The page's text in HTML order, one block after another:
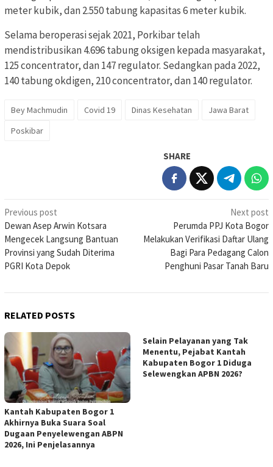
meter kubik, dan 2.550 tabung kapasitas 6 meter kubik.
Selama beroperasi sejak 2021, Porkibar telah
mendistribusikan 4.696 tabung oksigen kepada masyarakat,
125 concentrator, dan 147 regulator. Sedangkan pada 2022,
140 tabung okdigen, 210 concentrator, dan 140 regulator.
Bey Machmudin Covid 19 Dinas Kesehatan
Jawa Barat
Poskibar
SHARE
Post
navigation
Previous post
Dewan Asep Arwin Kotsara
Mengecek Langsung Bantuan
Provinsi yang Sudah Diterima
PGRI Kota Depok
Next post
Perumda PPJ Kota Bogor
Melakukan Verifikasi Daftar Ulang
Bagi Para Pedagang Calon
Penghuni Pasar Tanah Baru
RELATED POSTS
Kantah Kabupaten Bogor 1
Akhirnya Buka Suara Soal
Dugaan Penyelewengan ABPN
2026, Ini Penjelasannya
Selain Pelayanan yang Tak
Menentu, Pejabat Kantah
Kabupaten Bogor 1 Diduga
Selewengkan APBN 2026?